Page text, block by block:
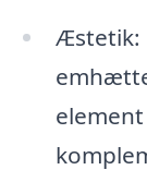
Æstetik: